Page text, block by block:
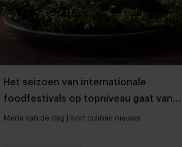
Het seizoen van internationale
foodfestivals op topniveau gaat van
start
Menu van de dag | Kort culinair nieuws